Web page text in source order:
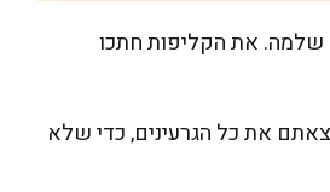
תפוזים והשאירו את הקליפה שלמה. את הקליפות חתכו
את כל הגרעינים, כדי שלא